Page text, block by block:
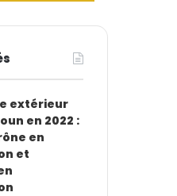
extérieur
en 2022 :
en
et